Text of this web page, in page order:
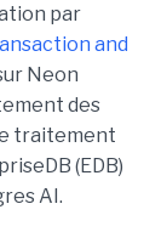
par
and
Neon
des
traitement
(EDB)
AI.